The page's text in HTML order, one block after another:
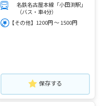
名鉄名古屋本線「小田渕駅」
（バス・車4分）
【その他】1200円 ～ 1500円
保存する